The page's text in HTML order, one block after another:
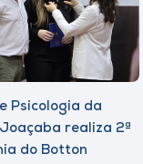
Psicologia da
realiza 2ª
do Botton